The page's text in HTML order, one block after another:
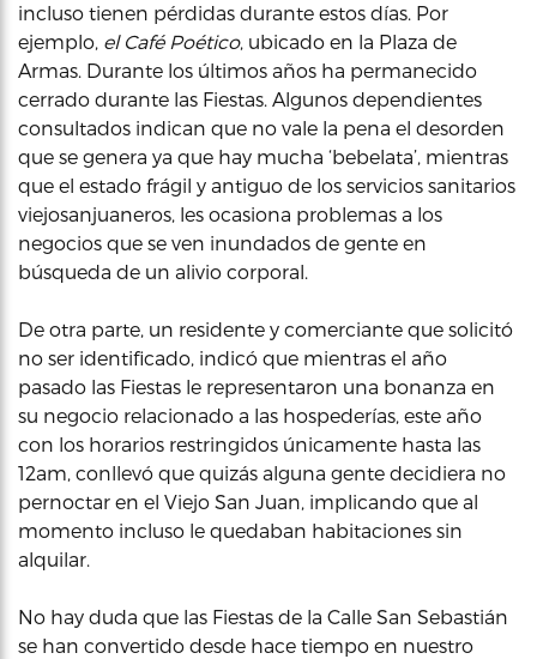
incluso tienen pérdidas durante estos días. Por
ejemplo, el Café Poético, ubicado en la Plaza de
Armas. Durante los últimos años ha permanecido
cerrado durante las Fiestas. Algunos dependientes
consultados indican que no vale la pena el desorden
que se genera ya que hay mucha ‘bebelata’, mientras
que el estado frágil y antiguo de los servicios sanitarios
viejosanjuaneros, les ocasiona problemas a los
negocios que se ven inundados de gente en
búsqueda de un alivio corporal.
De otra parte, un residente y comerciante que solicitó
no ser identificado, indicó que mientras el año
pasado las Fiestas le representaron una bonanza en
su negocio relacionado a las hospederías, este año
con los horarios restringidos únicamente hasta las
12am, conllevó que quizás alguna gente decidiera no
pernoctar en el Viejo San Juan, implicando que al
momento incluso le quedaban habitaciones sin
alquilar.
No hay duda que las Fiestas de la Calle San Sebastián
se han convertido desde hace tiempo en nuestro